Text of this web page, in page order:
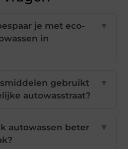
je met eco-
in
▼
gebruikt
autowasstraat?
▼
autowassen beter
▼